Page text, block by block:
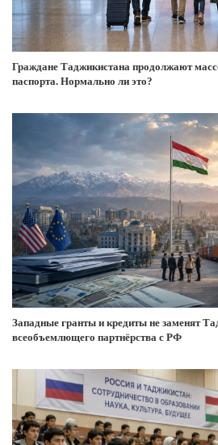
Граждане Таджикистана продолжают
паспорта. Нормально ли это?
Западные гранты и кредиты не заменят
всеобъемлющего партнёрства с РФ